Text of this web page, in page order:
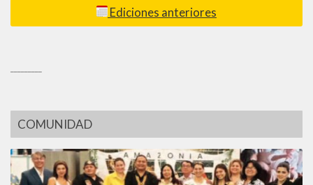
Ediciones anteriores
COMUNIDAD